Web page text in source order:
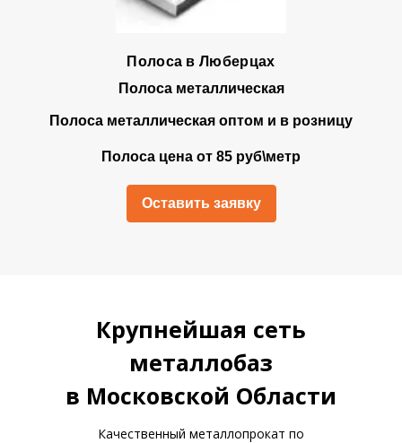
Полоса в Люберцах
Полоса металлическая
Полоса металлическая оптом и в розницу
Полоса цена от 85 руб\метр
Оставить заявку
Крупнейшая сеть
металлобаз
в Московской Области
Качественный металлопрокат по